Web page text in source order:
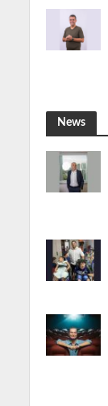
News